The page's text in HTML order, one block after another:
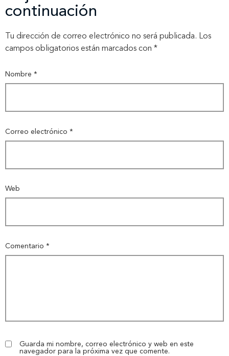
continuación
Tu dirección de correo electrónico no será publicada. Los
campos obligatorios están marcados con *
Comentario *
Nombre *
Correo electrónico *
Web
Guarda mi nombre, correo electrónico y web en este
navegador para la próxima vez que comente.